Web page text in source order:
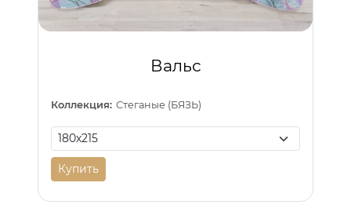
Вальс
Коллекция: Стеганые (БЯЗЬ)
Купить